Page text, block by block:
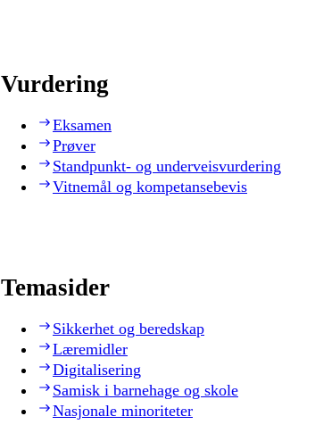
Vurdering
Eksamen
Prøver
Standpunkt- og underveisvurdering
Vitnemål og kompetansebevis
Temasider
Sikkerhet og beredskap
Læremidler
Digitalisering
Samisk i barnehage og skole
Nasjonale minoriteter